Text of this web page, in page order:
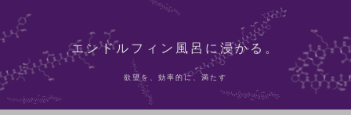
エンドルフィン風呂に浸かる。
欲望を、効率的に、満たす